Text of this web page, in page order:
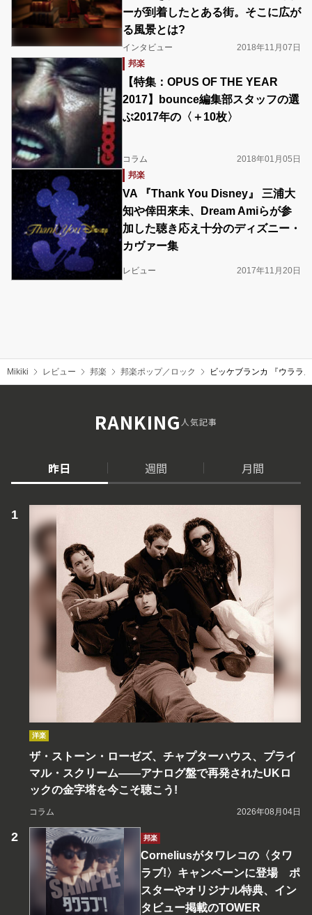
ーが到着したとある街。そこに広が
る風景とは?
インタビュー
2018年11月07日
邦楽
【特集：OPUS OF THE YEAR
2017】bounce編集部スタッフの選
ぶ2017年の〈＋10枚〉
コラム
2018年01月05日
邦楽
VA 『Thank You Disney』 三浦大
知や倖田來未、Dream Amiらが参
加した聴き応え十分のディズニー・
カヴァー集
レビュー 2017年11月20日
Mikiki レビュー 邦楽 邦楽ポップ／ロック ビッケブランカ 『ウララ
RANKING人気記事
昨日 週間 月間
洋楽
ザ・ストーン・ローゼズ、チャプターハウス、プライ
マル・スクリーム――アナログ盤で再発されたUKロ
ックの金字塔を今こそ聴こう!
コラム 2026年08月04日
邦楽
Corneliusがタワレコの〈タワ
ラブ!〉キャンペーンに登場 ポ
スターやオリジナル特典、イン
タビュー掲載のTOWER